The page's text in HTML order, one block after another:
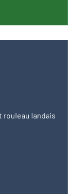
rouleau landais